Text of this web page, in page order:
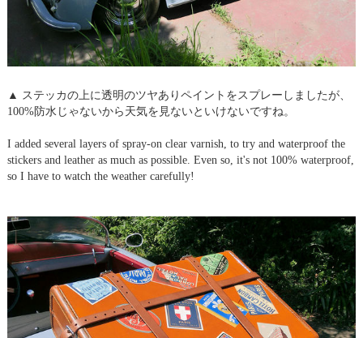
▲ ステッカの上に透明のツヤありペイントをスプレーしましたが、
100%防水じゃないから天気を見ないといけないですね。
I added several layers of spray-on clear varnish, to try and waterproof the
stickers and leather as much as possible. Even so, it's not 100% waterproof,
so I have to watch the weather carefully!